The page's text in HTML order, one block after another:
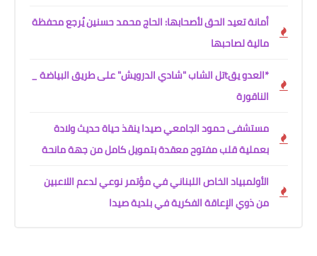
أمانة تعيد الحق لأصحابها: الحاج محمد حسنين يُرجع محفظة
مالية لصاحبها
*العدو يقtتل الشاب "شادي الدرويش" على طريق البياضة _
الناقورة
مستشفى حمود الجامعي صيدا ينقذ حياة حديث ولادة
بعملية قلب مفتوح معقدة بتمويل كامل من جهة مانحة
الأولمبياد الخاص اللبناني في مؤتمر نوعي لدعم اللاعبين
من ذوي الإعاقة الفكرية في بلدية صيدا